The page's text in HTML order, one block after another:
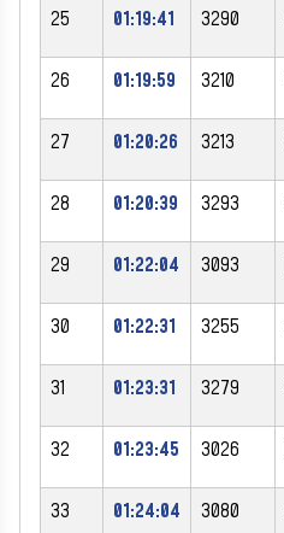
25 01:19:41 3290
26 01:19:59 3210
27 01:20:26 3213
28 01:20:39 3293
29 01:22:04 3093
30 01:22:31 3255
31 01:23:31 3279
32 01:23:45 3026
33 01:24:04 3080